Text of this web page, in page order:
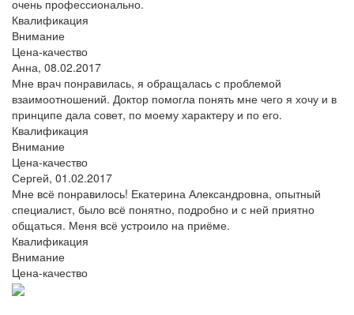
очень профессионально.
Квалификация
Внимание
Цена-качество
Анна, 08.02.2017
Мне врач понравилась, я обращалась с проблемой
взаимоотношений. Доктор помогла понять мне чего я хочу и в
принципе дала совет, по моему характеру и по его.
Квалификация
Внимание
Цена-качество
Сергей, 01.02.2017
Мне всё понравилось! Екатерина Александровна, опытный
специалист, было всё понятно, подробно и с ней приятно
общаться. Меня всё устроило на приёме.
Квалификация
Внимание
Цена-качество